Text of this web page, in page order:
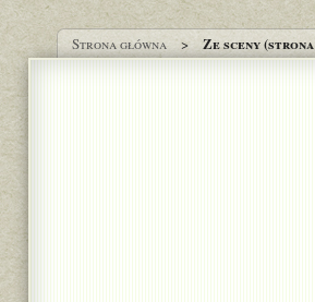
Strona główna
Ze sceny (strona